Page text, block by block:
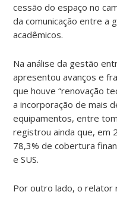
cessão do espaço no
da comunicação entre a
acadêmicos.
Na análise da gestão
apresentou avanços e
que houve “renovação
a incorporação de mais
equipamentos, entre
registrou ainda que, em
78,3% de cobertura
e SUS.
Por outro lado, o relator